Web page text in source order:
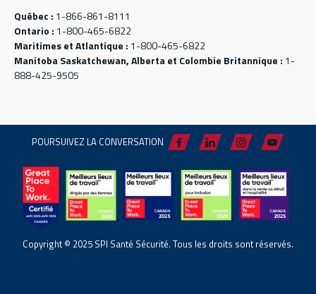
Québec : 1-866-861-8111
Ontario : 1-800-465-6822
Maritimes et Atlantique : 1-800-465-6822
Manitoba Saskatchewan, Alberta et Colombie Britannique : 1-
888-425-9505
POURSUIVEZ LA CONVERSATION
Copyright © 2025 SPI Santé Sécurité. Tous les droits sont réservés.